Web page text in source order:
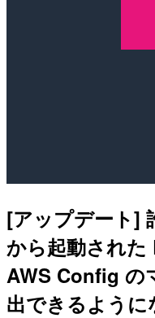
[アップデート]
から起動され
AWS Config の
出できるように